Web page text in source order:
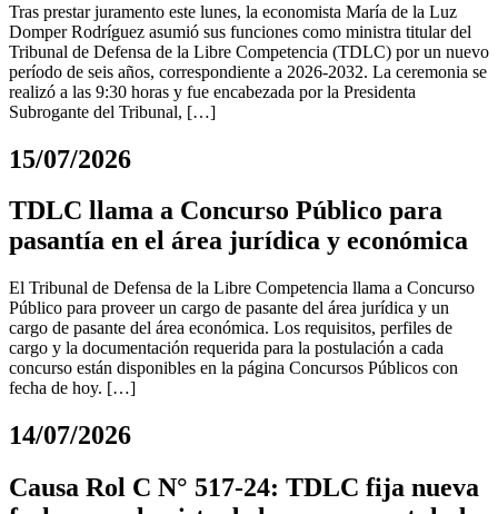
Tras prestar juramento este lunes, la economista María de la Luz
Domper Rodríguez asumió sus funciones como ministra titular del
Tribunal de Defensa de la Libre Competencia (TDLC) por un nuevo
período de seis años, correspondiente a 2026-2032. La ceremonia se
realizó a las 9:30 horas y fue encabezada por la Presidenta
Subrogante del Tribunal, […]
15/07/2026
TDLC llama a Concurso Público para
pasantía en el área jurídica y económica
El Tribunal de Defensa de la Libre Competencia llama a Concurso
Público para proveer un cargo de pasante del área jurídica y un
cargo de pasante del área económica. Los requisitos, perfiles de
cargo y la documentación requerida para la postulación a cada
concurso están disponibles en la página Concursos Públicos con
fecha de hoy. […]
14/07/2026
Causa Rol C N° 517-24: TDLC fija nueva